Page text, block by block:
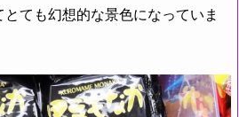
ても幻想的な景色になっていま